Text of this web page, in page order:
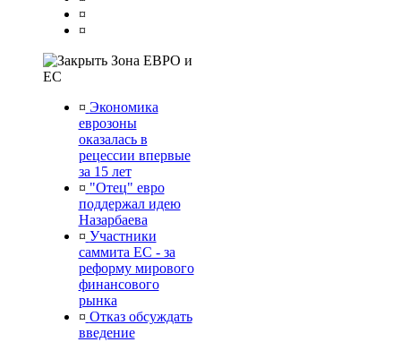
¤
¤
Зона ЕВРО и
ЕС
¤ Экономика
еврозоны
оказалась в
рецессии впервые
за 15 лет
¤ "Отец" евро
поддержал идею
Назарбаева
¤ Участники
саммита ЕС - за
реформу мирового
финансового
рынка
¤ Отказ обсуждать
введение